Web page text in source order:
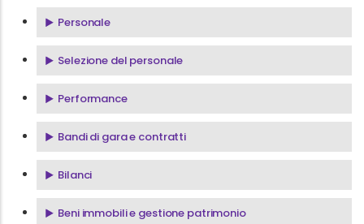
Personale
Selezione del personale
Performance
Bandi di gara e contratti
Bilanci
Beni immobili e gestione patrimonio